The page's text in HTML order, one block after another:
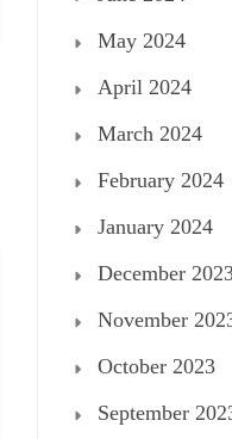
May 2024
April 2024
March 2024
February 2024
January 2024
December
November
October 2023
September